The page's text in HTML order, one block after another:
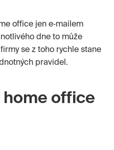
office jen e‑mailem
dne to může
se z toho rychle stane
pravidel.
home office